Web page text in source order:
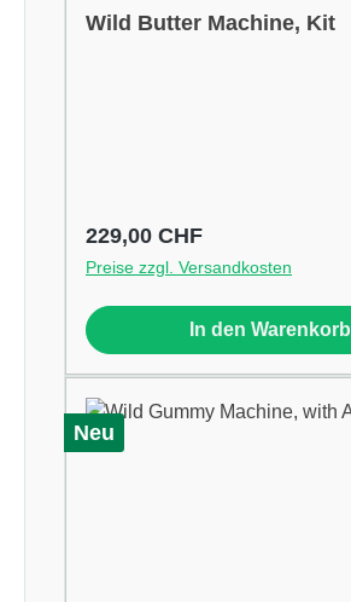
Wild Butter Machine, Kit
Regulärer Preis:
229,00 CHF
Preise zzgl. Versandkosten
In den Warenkorb
Neu